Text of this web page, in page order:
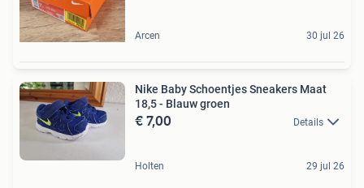
Arcen 30 jul 26
Nike Baby Schoentjes Sneakers Maat
18,5 - Blauw groen
€ 7,00 Details
Holten 29 jul 26